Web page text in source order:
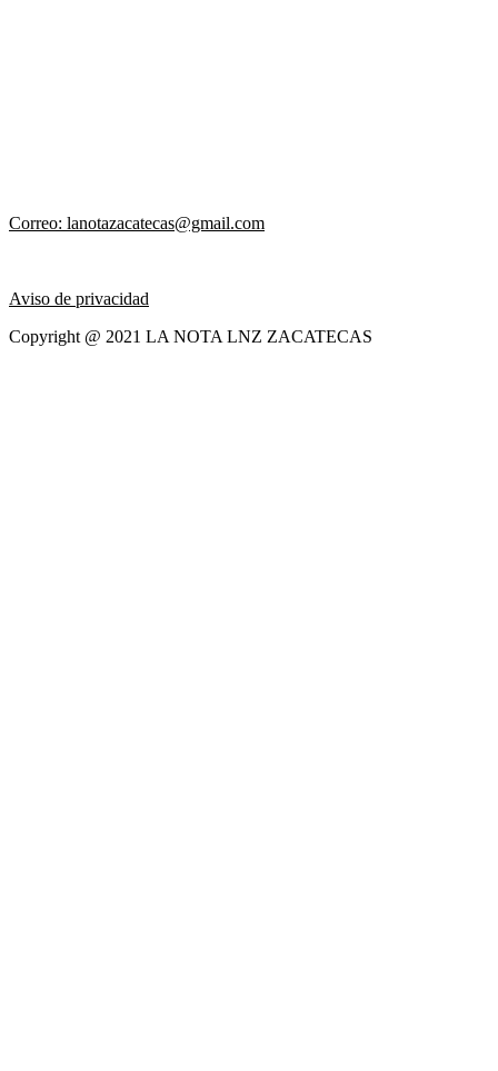
Correo: lanotazacatecas@gmail.com
Aviso de privacidad
Copyright @ 2021 LA NOTA LNZ ZACATECAS